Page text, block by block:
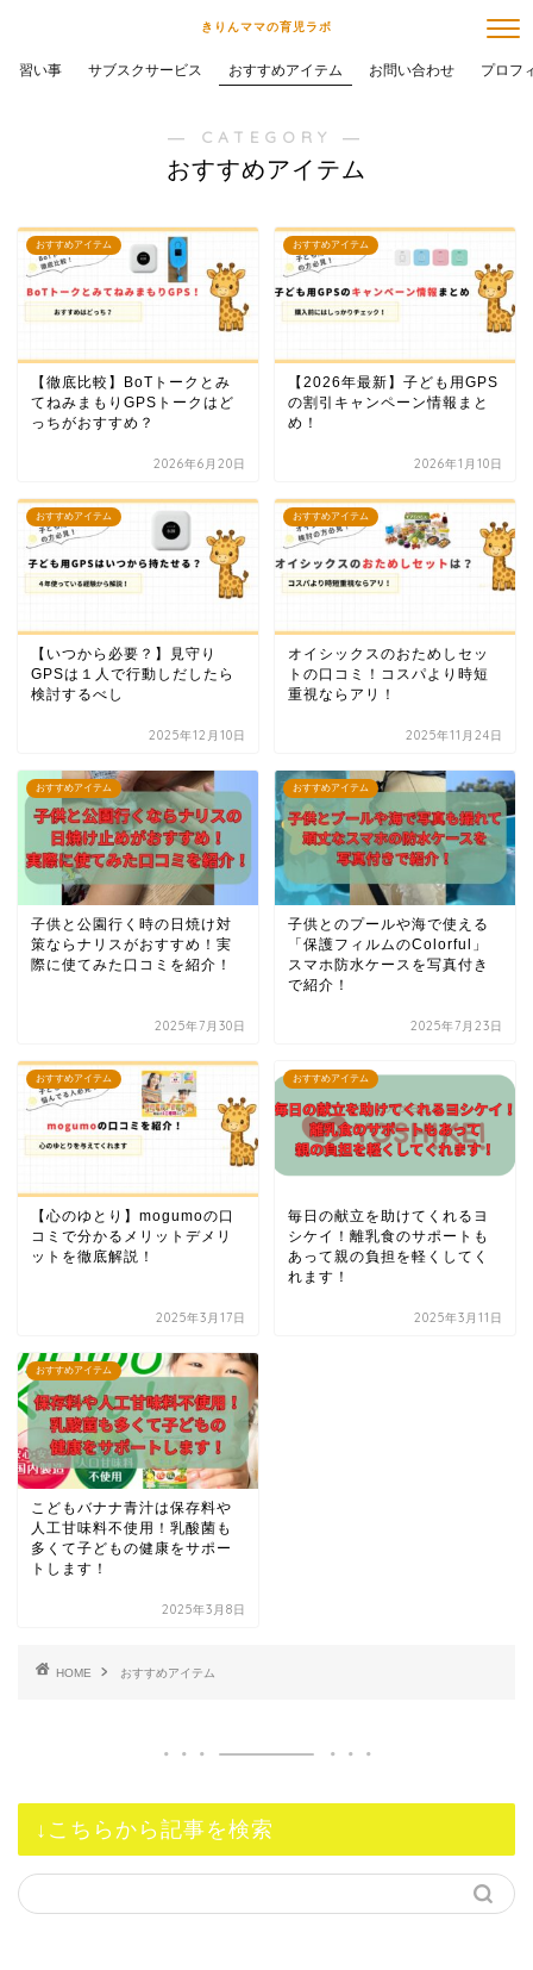
きりんママの育児ラボ
習い事 サブスクサービス おすすめアイテム お問い合わせ プロフ
― CATEGORY ―
おすすめアイテム
おすすめアイテム
【徹底比較】BoTトークとみ
てねみまもりGPSトークはど
っちがおすすめ？
2026年6月20日
おすすめアイテム
【2026年最新】子ども用GPS
の割引キャンペーン情報まと
め！
2026年1月10日
おすすめアイテム
【いつから必要？】見守り
GPSは１人で行動しだしたら
検討するべし
2025年12月10日
おすすめアイテム
オイシックスのおためしセッ
トの口コミ！コスパより時短
重視ならアリ！
2025年11月24日
おすすめアイテム
子供と公園行く時の日焼け対
策ならナリスがおすすめ！実
際に使てみた口コミを紹介！
2025年7月30日
おすすめアイテム
子供とのプールや海で使える
「保護フィルムのColorful」
スマホ防水ケースを写真付き
で紹介！
2025年7月23日
おすすめアイテム
【心のゆとり】mogumoの口
コミで分かるメリットデメリ
ットを徹底解説！
2025年3月17日
おすすめアイテム
毎日の献立を助けてくれるヨ
シケイ！離乳食のサポートも
あって親の負担を軽くしてく
れます！
2025年3月11日
おすすめアイテム
こどもバナナ青汁は保存料や
人工甘味料不使用！乳酸菌も
多くて子どもの健康をサポー
トします！
2025年3月8日
HOME おすすめアイテム
↓こちらから記事を検索